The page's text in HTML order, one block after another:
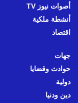
أصوات نيوز TV
أنشطة ملكية
اقتصاد
جهات
حوادث وقضايا
دولية
دين ودنيا